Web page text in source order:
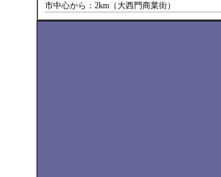
市中心から：2km（大西門商業街）